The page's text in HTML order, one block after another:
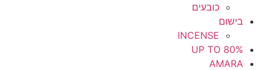
כובעים
בישום
INCENSE
UP TO 80%
AMARA